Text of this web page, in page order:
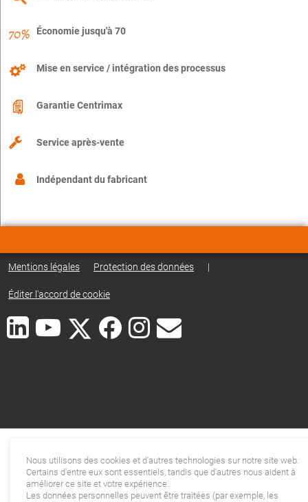
Économie jusqu'à 70
Mise en service / intégration des processus
Garantie Centrimax
Service après-vente
Indépendant du fabricant
Mentions légales Protection des données |
Éditer l'accord de cookie
Nous utilisons des cookies et d'autres technologies sur notre site web.
Certains d'entre eux sont essentiels, tandis que d'autres nous aident à
améliorer ce site et votre expérience.
Les données personnelles peuvent être traitées (par exemple, les